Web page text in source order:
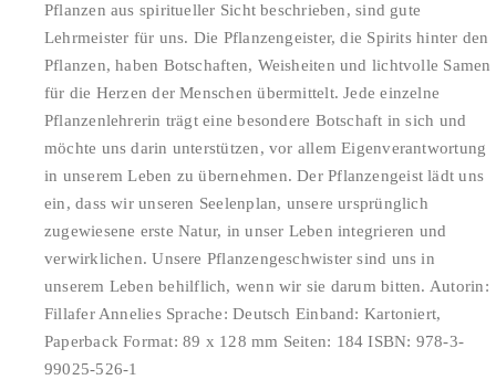
Pflanzen aus spiritueller Sicht beschrieben, sind gute
Lehrmeister für uns. Die Pflanzengeister, die Spirits hinter den
Pflanzen, haben Botschaften, Weisheiten und lichtvolle Samen
für die Herzen der Menschen übermittelt. Jede einzelne
Pflanzenlehrerin trägt eine besondere Botschaft in sich und
möchte uns darin unterstützen, vor allem Eigenverantwortung
in unserem Leben zu übernehmen. Der Pflanzengeist lädt uns
ein, dass wir unseren Seelenplan, unsere ursprünglich
zugewiesene erste Natur, in unser Leben integrieren und
verwirklichen. Unsere Pflanzengeschwister sind uns in
unserem Leben behilflich, wenn wir sie darum bitten. Autorin:
Fillafer Annelies Sprache: Deutsch Einband: Kartoniert,
Paperback Format: 89 x 128 mm Seiten: 184 ISBN: 978-3-
99025-526-1